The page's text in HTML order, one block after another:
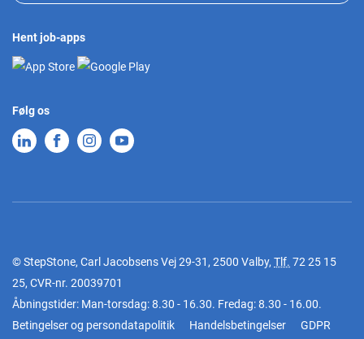
Hent job-apps
Følg os
© StepStone, Carl Jacobsens Vej 29-31, 2500 Valby, Tlf. 72 25 15
25, CVR-nr. 20039701
Åbningstider: Man-torsdag: 8.30 - 16.30. Fredag: 8.30 - 16.00.
Betingelser og persondatapolitik
Handelsbetingelser
GDPR